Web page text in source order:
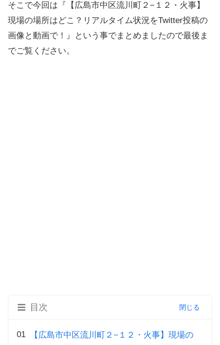
そこで今回は『【広島市中区流川町２−１２・火事】
現場の場所はどこ？リアルタイム状況をTwitter投稿の
画像と動画で！』という事でまとめましたので最後ま
でご覧ください。
目次
【広島市中区流川町２−１２・火事】現場の